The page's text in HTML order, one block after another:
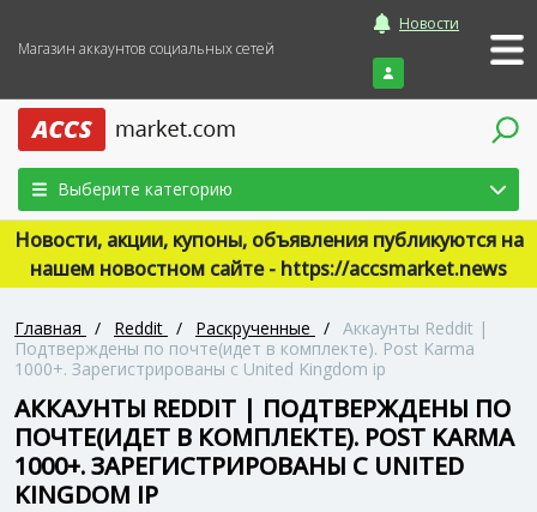
Магазин аккаунтов социальных сетей
Новости
Войти
Выберите категорию
Новости, акции, купоны, объявления публикуются на
нашем новостном сайте - https://accsmarket.news
Главная / Reddit / Раскрученные / Аккаунты Reddit |
Подтверждены по почте(идет в комплекте). Post Karma
1000+. Зарегистрированы с United Kingdom ip
АККАУНТЫ REDDIT | ПОДТВЕРЖДЕНЫ ПО
ПОЧТЕ(ИДЕТ В КОМПЛЕКТЕ). POST KARMA
1000+. ЗАРЕГИСТРИРОВАНЫ С UNITED
KINGDOM IP